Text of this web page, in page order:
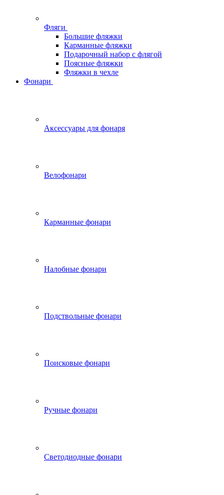
Фляги
Большие фляжки
Карманные фляжки
Подарочный набор с флягой
Поясные фляжки
Фляжки в чехле
Фонари
Аксессуары для фонаря
Велофонари
Карманные фонари
Налобные фонари
Подствольные фонари
Поисковые фонари
Ручные фонари
Светодиодные фонари